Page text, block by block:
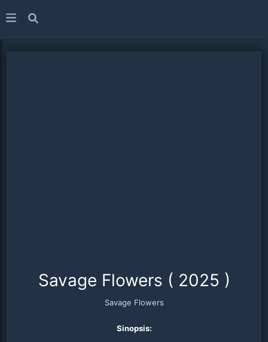
Savage Flowers ( 2025 )
Savage Flowers
Sinopsis: